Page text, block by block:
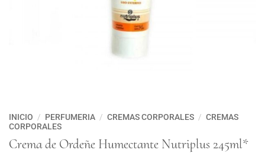
INICIO / PERFUMERIA / CREMAS CORPORALES / CREMAS
CORPORALES
Crema de Ordeñe Humectante Nutriplus 245ml*